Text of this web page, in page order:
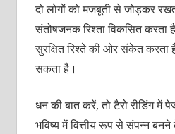
दो लोगों को मजबूती से जोड़कर
संतोषजनक रिश्‍ता विकसित
सुरक्षित रिश्‍ते की ओर संकेत करता
सकता है।
धन की बात करें, तो टैरो रीडिंग में
भविष्‍य में वित्तीय रूप से संपन्‍न